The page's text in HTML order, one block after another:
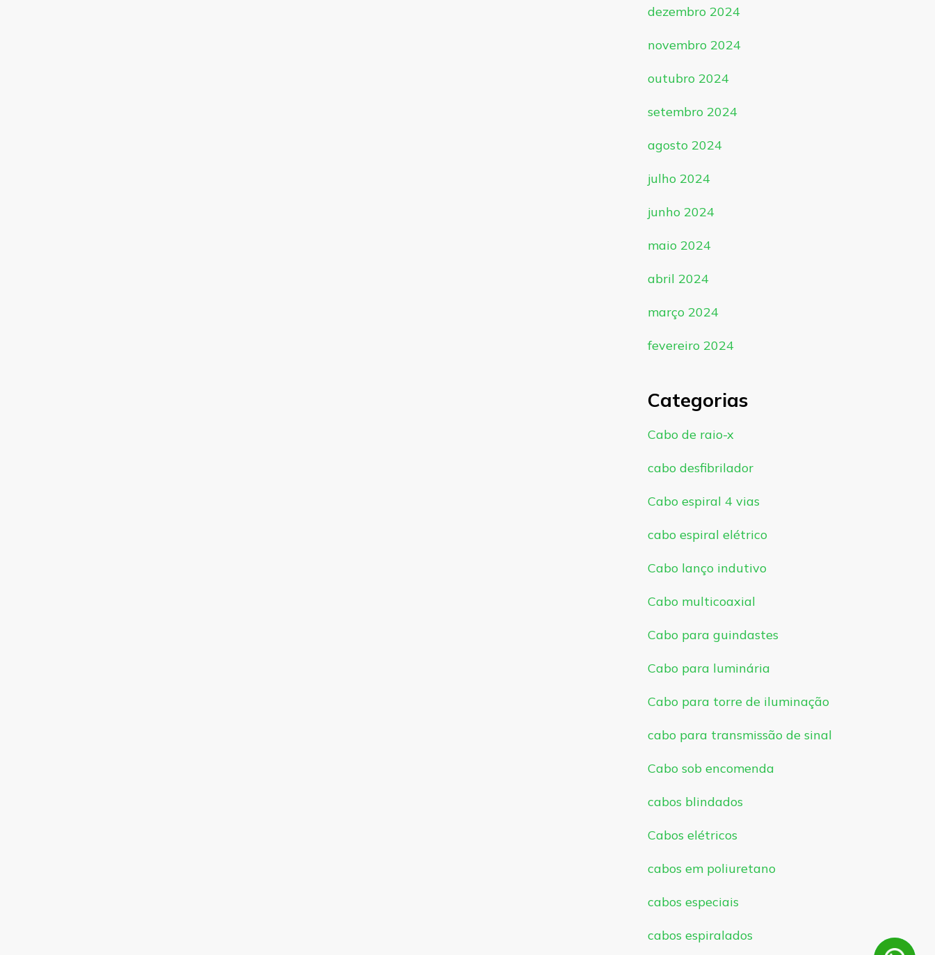
dezembro 2024
novembro 2024
outubro 2024
setembro 2024
agosto 2024
julho 2024
junho 2024
maio 2024
abril 2024
março 2024
fevereiro 2024
Categorias
Cabo de raio-x
cabo desfibrilador
Cabo espiral 4 vias
cabo espiral elétrico
Cabo lanço indutivo
Cabo multicoaxial
Cabo para guindastes
Cabo para luminária
Cabo para torre de iluminação
cabo para transmissão de sinal
Cabo sob encomenda
cabos blindados
Cabos elétricos
cabos em poliuretano
cabos especiais
cabos espiralados